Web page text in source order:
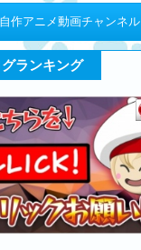
自作アニメ動画チャンネル
ランキング